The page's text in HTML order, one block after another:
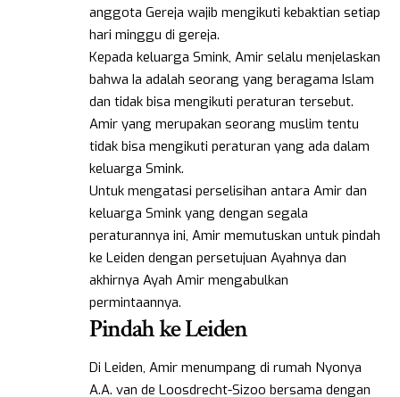
anggota Gereja wajib mengikuti kebaktian setiap
hari minggu di gereja.
Kepada keluarga Smink, Amir selalu menjelaskan
bahwa Ia adalah seorang yang beragama Islam
dan tidak bisa mengikuti peraturan tersebut.
Amir yang merupakan seorang muslim tentu
tidak bisa mengikuti peraturan yang ada dalam
keluarga Smink.
Untuk mengatasi perselisihan antara Amir dan
keluarga Smink yang dengan segala
peraturannya ini, Amir memutuskan untuk pindah
ke Leiden dengan persetujuan Ayahnya dan
akhirnya Ayah Amir mengabulkan
permintaannya.
Pindah ke Leiden
Di Leiden, Amir menumpang di rumah Nyonya
A.A. van de Loosdrecht-Sizoo bersama dengan